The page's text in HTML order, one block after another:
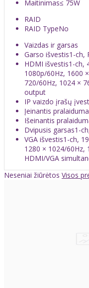
Maitinimas≤ 75W
RAID
RAID TypeNo
Vaizdas ir garsas
Garso išvestis1-ch,
HDMI išvestis1-ch,
1080p/60Hz, 1600
720/60Hz, 1024 ×
output
IP vaizdo įrašų
Įeinantis
Išeinantis
Dvipusis garsas1-
VGA išvestis1-ch,
1280 × 1024/60Hz,
HDMI/VGA
Neseniai žiūrėtos Visos